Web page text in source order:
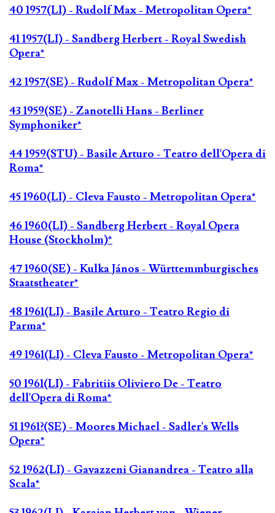
40 1957(LI) - Rudolf Max - Metropolitan Opera*
41 1957(LI) - Sandberg Herbert - Royal Swedish
Opera*
42 1957(SE) - Rudolf Max - Metropolitan Opera*
43 1959(SE) - Zanotelli Hans - Berliner
Symphoniker*
44 1959(STU) - Basile Arturo - Teatro dell'Opera di
Roma*
45 1960(LI) - Cleva Fausto - Metropolitan Opera*
46 1960(LI) - Sandberg Herbert - Royal Opera
House (Stockholm)*
47 1960(SE) - Kulka János - Württemmburgisches
Staatstheater*
48 1961(LI) - Basile Arturo - Teatro Regio di
Parma*
49 1961(LI) - Cleva Fausto - Metropolitan Opera*
50 1961(LI) - Fabritiis Oliviero De - Teatro
dell'Opera di Roma*
51 1961?(SE) - Moores Michael - Sadler's Wells
Opera*
52 1962(LI) - Gavazzeni Gianandrea - Teatro alla
Scala*